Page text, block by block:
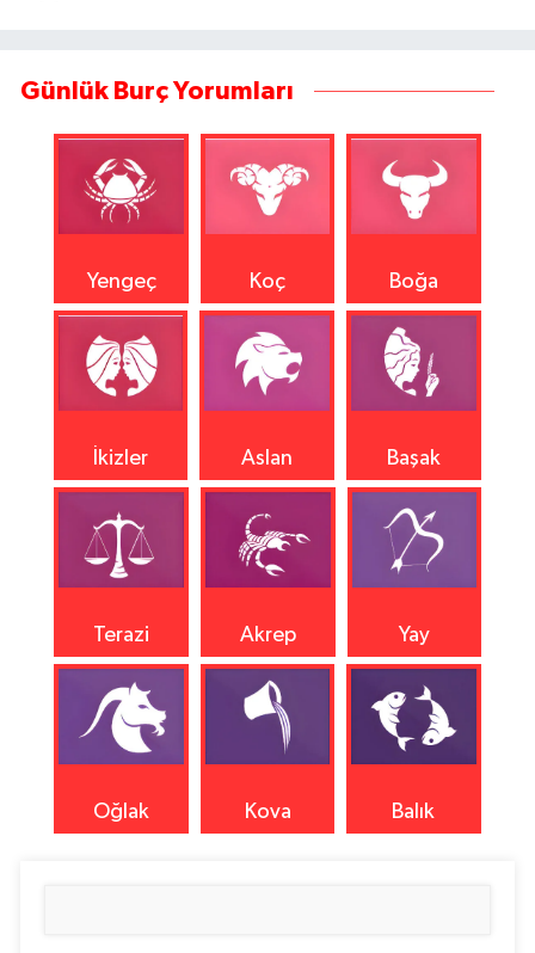
Günlük Burç Yorumları
Yengeç Koç Boğa
İkizler Aslan Başak
Terazi Akrep Yay
Oğlak Kova Balık